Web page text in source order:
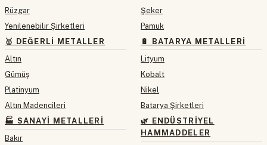
Rüzgar
Yenilenebilir Şirketleri
🥇 DEĞERLI METALLER
Altın
Gümüş
Platinyum
Altın Madencileri
🏭 SANAYI METALLERI
Bakır
Şeker
Pamuk
🔋 BATARYA METALLERI
Lityum
Kobalt
Nikel
Batarya Şirketleri
🌿 ENDÜSTRIYEL
HAMMADDELER